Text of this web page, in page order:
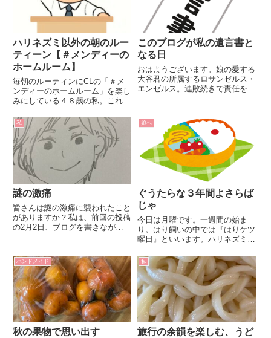
ハリネズミ以外の朝のルー
ティーン【＃メンディーの
ホームルーム】
毎朝のルーティンにCLの「＃メ
ンディーのホームルーム」を楽し
みにしている４８歳の私。これを
このブログが私の遺言書と
なる日
おはようございます。娘の愛する
大谷君の所属するロサンゼルス・
エンゼルス。連敗続きで責任を取
ュースで娘は大きな声で驚いてい
ました。日本でもアメリカでも上
司が責任を取るのは同じことな
ん...
私
謎の激痛
皆さんは謎の激痛に襲われたこと
がありますか？私は、前回の投稿
の2月2日、ブログを書きながら
😢）食事中から何となくお腹と
背中に違和感を感じていました。
その晩、とんでもない激痛に襲わ
れること...
娘へ
ぐうたらな３年間よさらば
じゃ
今日は月曜です。一週間の始ま
り。はり飼いの中では『はりケツ
曜日』といいます。ハリネズミの
よね。ところで、4月までは（３
月末で退職しました）この月曜日
ってのがどれだけ憂鬱だったこと
か。でも今は違うんです。一週間
の...
ハンドメイド
秋の果物で思い出す
私
旅行の余韻を楽しむ、うど